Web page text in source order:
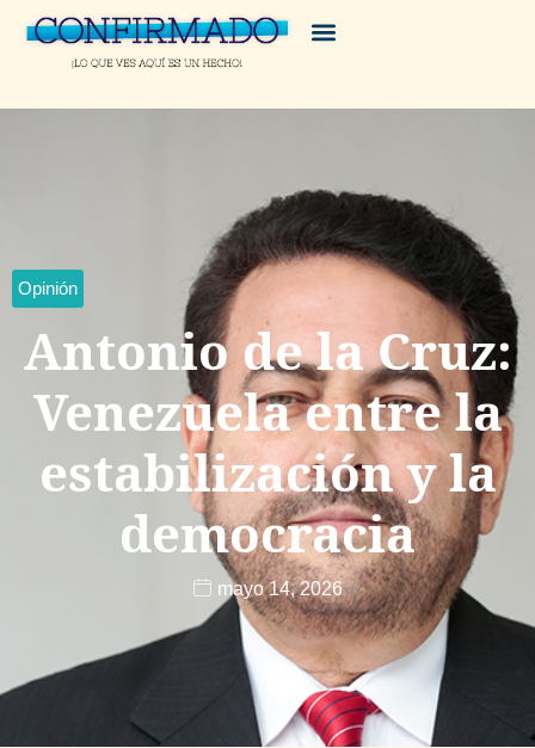
Opinión
Antonio de la Cruz:
Venezuela entre la
estabilización y la
democracia
mayo 14, 2026